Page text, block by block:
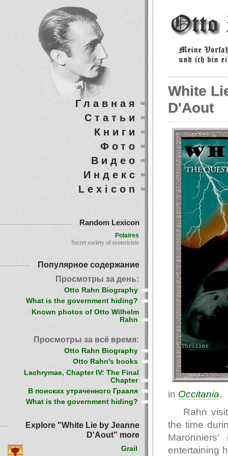
White
D'Aout
in Occitania.
Rahn
the time
entertaining
Главная
Статьи
Книги
Фото
Видео
Индекс
Lexicon
Random Lexicon
Polaires
Secret society of esotericists
Популярное содержание
Просмотры за день:
Otto Rahn Biography
What is the government hiding?
Known photos of Otto Wilhelm
Rahn
Просмотры за всё время:
Otto Rahn Biography
Otto Rahn's books
Lachrymae, Chapter IV: The Final
Chapter
В поисках утраченного Грааля
What is the government hiding?
Explore "White Lie by Jeanne
D'Aout" more
Grail